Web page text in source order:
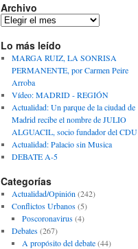
Archivo
Archivo
Lo más leído
MARGA RUIZ, LA SONRISA
PERMANENTE, por Carmen Peire
Arroba
Vídeo: MADRID - REGIÓN
Actualidad: Un parque de la ciudad de
Madrid recibe el nombre de JULIO
ALGUACIL, socio fundador del CDU
Actualidad: Palacio sin Musica
DEBATE A-5
Categorías
Actualidad/Opinión (242)
Conflictos Urbanos(5)
Poscoronavirus(4)
Debates(267)
A propósito del debate(44)